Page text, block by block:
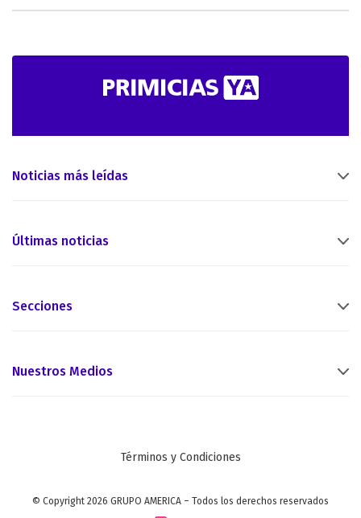
Noticias más leídas
Últimas noticias
Secciones
Nuestros Medios
Términos y Condiciones
© Copyright 2026 GRUPO AMERICA – Todos los derechos reservados